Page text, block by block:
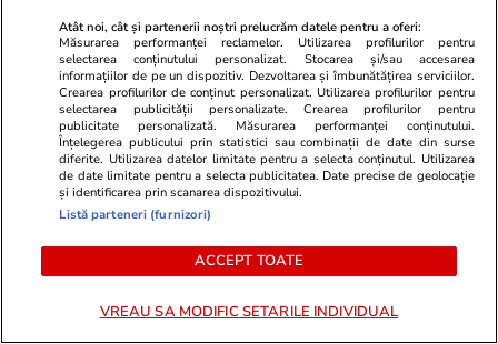
PARTENERI
ZiaruldeIasi.ro Fanatik.ro
Atât noi, cât și partenerii noștri prelucrăm datele pentru a oferi:
Măsurarea performanței reclamelor. Utilizarea profilurilor pentru
selectarea conținutului personalizat. Stocarea și/sau accesarea
informațiilor de pe un dispozitiv. Dezvoltarea și îmbunătățirea serviciilor.
Crearea profilurilor de conținut personalizat. Utilizarea profilurilor pentru
selectarea publicității personalizate. Crearea profilurilor pentru
publicitate personalizată. Măsurarea performanței conținutului.
Înțelegerea publicului prin statistici sau combinații de date din surse
diferite. Utilizarea datelor limitate pentru a selecta conținutul. Utilizarea
de date limitate pentru a selecta publicitatea. Date precise de geolocație
și identificarea prin scanarea dispozitivului.
Listă parteneri (furnizori)
ACCEPT TOATE
VREAU SA MODIFIC SETARILE INDIVIDUAL